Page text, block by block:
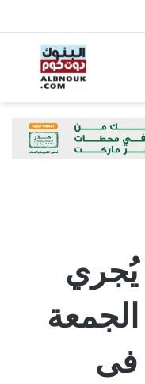
يُجري
فى